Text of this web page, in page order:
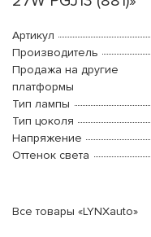
Артикул
Производитель
Продажа на другие
платформы
Тип лампы
Тип цоколя
Напряжение
Оттенок света
Все товары «LYNXauto»